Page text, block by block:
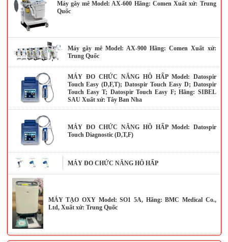
Máy gây mê Model: AX-600 Hãng: Comen Xuất xứ: Trung
Quốc
Máy gây mê Model: AX-900 Hãng: Comen Xuất xứ:
Trung Quốc
MÁY ĐO CHỨC NĂNG HÔ HẤP Model: Datospir
Touch Easy (D,F,T); Datospir Touch Easy D; Datospir
Touch Easy T; Datospir Touch Easy F; Hãng: SIBEL
SAU Xuất xứ: Tây Ban Nha
MÁY ĐO CHỨC NĂNG HÔ HẤP Model: Datospir
Touch Diagnostic (D,T,F)
MÁY ĐO CHỨC NĂNG HÔ HẤP
MÁY TẠO OXY Model: SO1 5A, Hãng: BMC Medical Co.,
Ltd, Xuất xứ: Trung Quốc